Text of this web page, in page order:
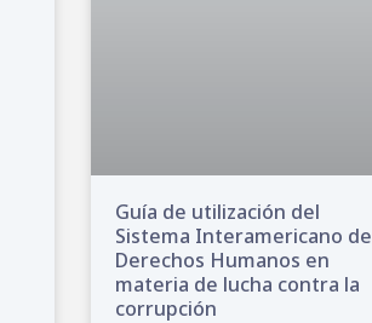
Guía de utilización del
Sistema Interamericano de
Derechos Humanos en
materia de lucha contra la
corrupción